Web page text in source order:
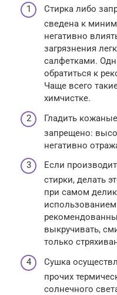
Стирка либо
сведена к
негативно
загрязнения
салфетками.
обратиться к
Чаще всего
химчистке.
Гладить
запрещено:
негативно
Если
стирки, делать
при самом
выкручивать,
только
Сушка
прочих
солнечного